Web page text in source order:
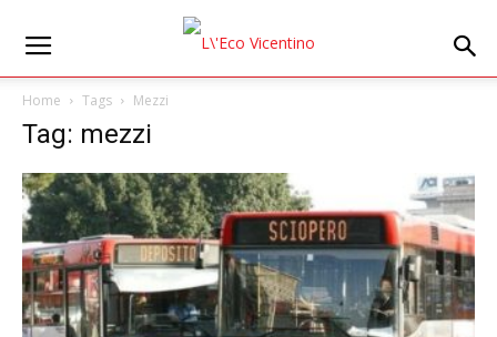
Home Tags Mezzi
Tag: mezzi